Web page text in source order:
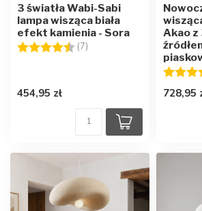
3 światła Wabi-Sabi
lampa wisząca biała
efekt kamienia - Sora
Ocena:
(7) 4.3 na 5 gwiazdek
454,95 zł
Akao z
Ocena:
728,95